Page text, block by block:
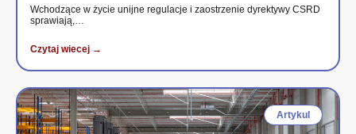
Wchodzące w życie unijne regulacje i zaostrzenie dyrektywy CSRD
sprawiają,…
Czytaj wiecej →
Artykul